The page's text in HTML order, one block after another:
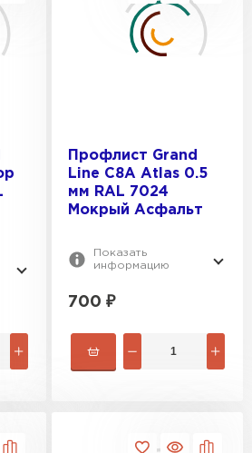
Профлист Grand
Line C8A Atlas 0.5
мм RAL 7024
Мокрый Асфальт
Показать
информацию
700 ₽
лист